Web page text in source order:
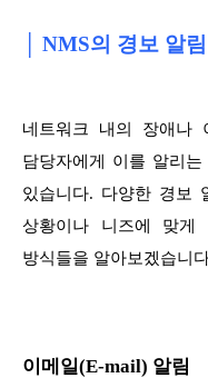
│ NMS의 경보 알
네트워크 내의 장애나
담당자에게 이를 알리
있습니다. 다양한 경보
상황이나 니즈에 맞게
방식들을 알아보겠습니
이메일(E-mail) 알림